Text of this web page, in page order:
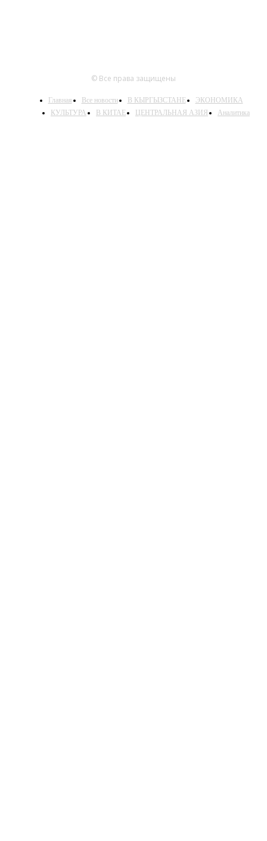
© Все права защищены
Главная Все новости В КЫРГЫЗСТАНЕ
ЭКОНОМИКА
КУЛЬТУРА
В КИТАЕ ЦЕНТРАЛЬНАЯ АЗИЯ Аналитика